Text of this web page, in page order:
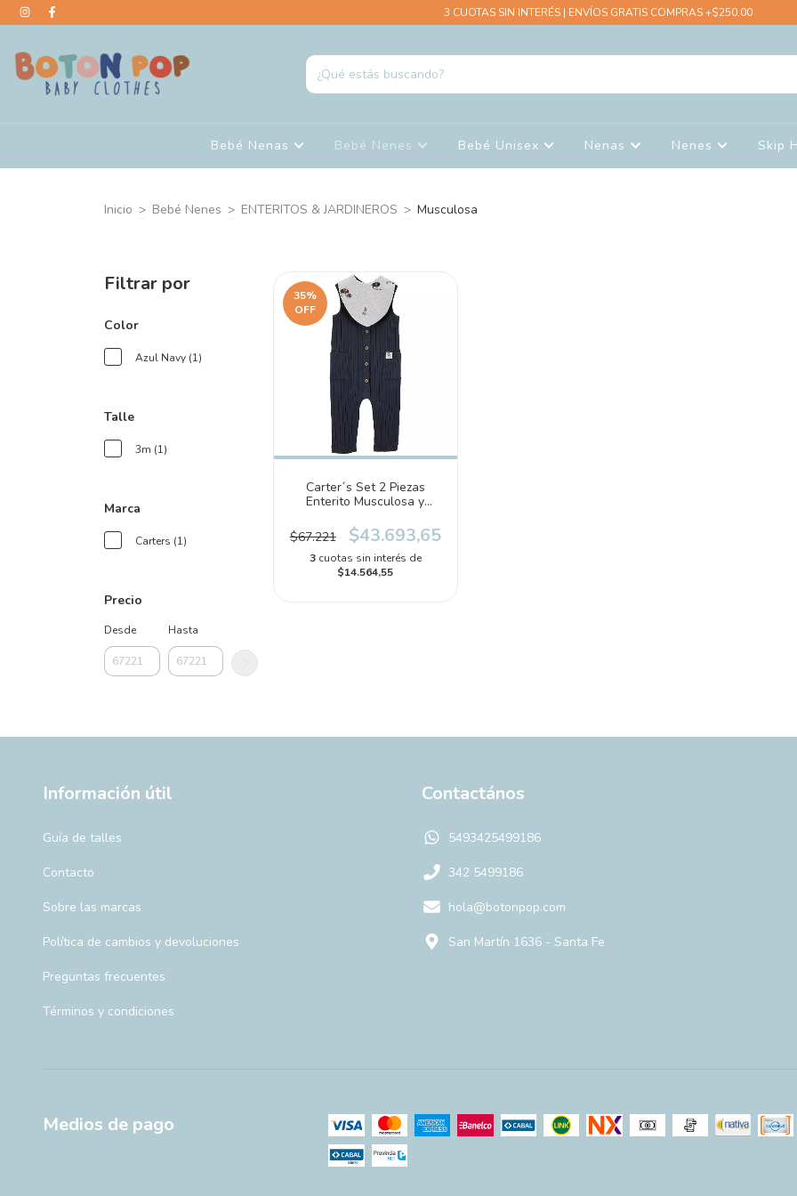
3 CUOTAS SIN INTERÉS | ENVÍOS GRATIS COMPRAS +$250.00
Bebé Nenas Bebé Nenes Bebé Unisex Nenas Nenes Skip
Inicio > Bebé Nenes > ENTERITOS & JARDINEROS > Musculosa
Filtrar por
Color
Azul Navy (1)
Talle
3m (1)
Marca
Carters (1)
Precio
Desde Hasta
35%
OFF
Carter´s Set 2 Piezas
Enterito Musculosa y
$67.221
$43.693,65
3 cuotas sin interés de
$14.564,55
Información útil
Guía de talles
Contacto
Sobre las marcas
Política de cambios y devoluciones
Preguntas frecuentes
Términos y condiciones
Contactános
5493425499186
342 5499186
hola@botonpop.com
San Martín 1636 - Santa Fe
Medios de pago